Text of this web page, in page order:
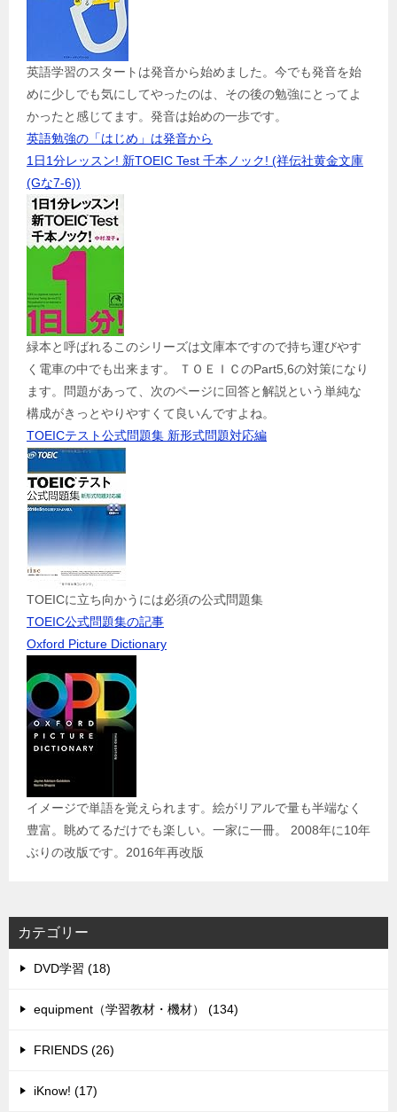
英語学習のスタートは発音から始めました。今でも発音を始
めに少しでも気にしてやったのは、その後の勉強にとってよ
かったと感じてます。発音は始めの一歩です。
英語勉強の「はじめ」は発音から
1日1分レッスン! 新TOEIC Test 千本ノック! (祥伝社黄金文庫
(Gな7-6))
緑本と呼ばれるこのシリーズは文庫本ですので持ち運びやす
く電車の中でも出来ます。 ＴＯＥＩＣのPart5,6の対策になり
ます。問題があって、次のページに回答と解説という単純な
構成がきっとやりやすくて良いんですよね。
TOEICテスト公式問題集 新形式問題対応編
TOEICに立ち向かうには必須の公式問題集
TOEIC公式問題集の記事
Oxford Picture Dictionary
イメージで単語を覚えられます。絵がリアルで量も半端なく
豊富。眺めてるだけでも楽しい。一家に一冊。 2008年に10年
ぶりの改版です。2016年再改版
カテゴリー
DVD学習 (18)
equipment（学習教材・機材） (134)
FRIENDS (26)
iKnow! (17)